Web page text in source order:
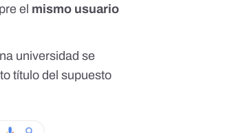
el mismo usuario
universidad se
título del supuesto